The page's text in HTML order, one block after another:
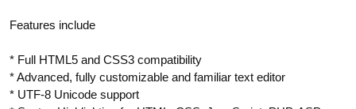
Features include
* Full HTML5 and CSS3 compatibility
* Advanced, fully customizable and familiar text editor
* UTF-8 Unicode support